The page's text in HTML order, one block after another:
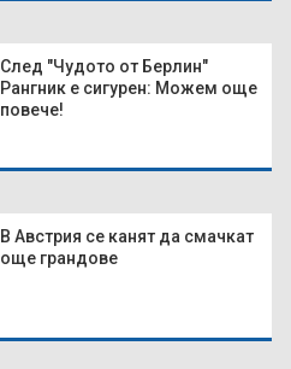
След "Чудото от Берлин"
Рангник е сигурен: Можем още
повече!
В Австрия се канят да смачкат
още грандове